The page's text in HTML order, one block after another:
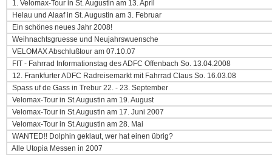
1. Velomax-Tour in St. Augustin am 13. April
Helau und Alaaf in St. Augustin am 3. Februar
Ein schönes neues Jahr 2008!
Weihnachtsgruesse und Neujahrswuensche
VELOMAX Abschlußtour am 07.10.07
FIT - Fahrrad Informationstag des ADFC Offenbach So. 13.04.2008
12. Frankfurter ADFC Radreisemarkt mit Fahrrad Claus So. 16.03.08
Spass uf de Gass in Trebur 22. - 23. September
Velomax-Tour in St.Augustin am 19. August
Velomax-Tour in St.Augustin am 17. Juni 2007
Velomax-Tour in St.Augustin am 28. Mai
WANTED!! Dolphin geklaut, wer hat einen übrig?
Alle Utopia Messen in 2007